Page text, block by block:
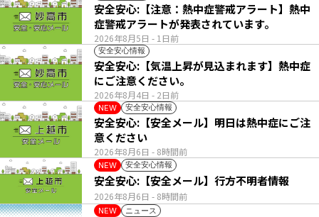
2026年8月5日 - 1日前
安全安心:【注意：熱中症警戒アラート】熱中
症警戒アラートが発表されています。
安全安心情報
2026年8月4日 - 2日前
安全安心:【気温上昇が見込まれます】熱中症
にご注意ください。
NEW 安全安心情報
2026年8月6日 - 8時間前
安全安心:【安全メール】明日は熱中症にご注
意ください
NEW 安全安心情報
2026年8月6日 - 8時間前
安全安心:【安全メール】行方不明者情報
NEW ニュース